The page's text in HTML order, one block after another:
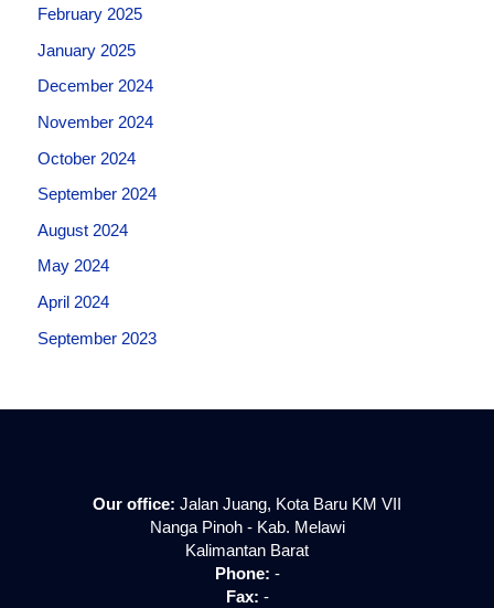
February 2025
January 2025
December 2024
November 2024
October 2024
September 2024
August 2024
May 2024
April 2024
September 2023
Our office: Jalan Juang, Kota Baru KM VII
Nanga Pinoh - Kab. Melawi
Kalimantan Barat
Phone: -
Fax: -